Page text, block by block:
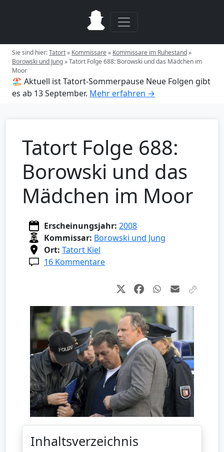
Sie sind hier:Tatort» Kommissare» Kommissare im Ruhestand»
Borowski und Jung»Tatort Folge 688: Borowski und das Mädchen im
Moor
🏖️ Aktuell ist Tatort-Sommerpause Neue Folgen gibt
es ab 13 September. Mehr erfahren →
Tatort Folge 688:
Borowski und das
Mädchen im Moor
Erscheinungsjahr: 2008
Kommissar: Borowski und Jung
Ort: Tatort Kiel
16 Kommentare
Inhaltsverzeichnis